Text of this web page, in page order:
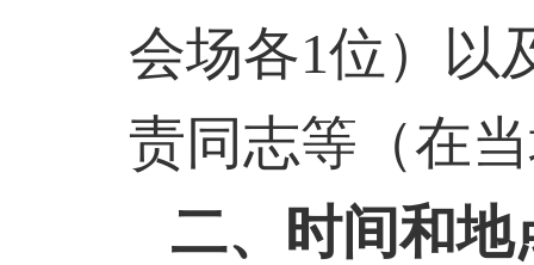
会场各1位）以
责同志等（在
二、时间和地